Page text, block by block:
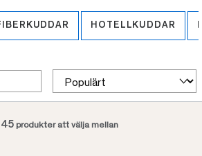
HOTELLKUDDAR
45produkter att välja mellan